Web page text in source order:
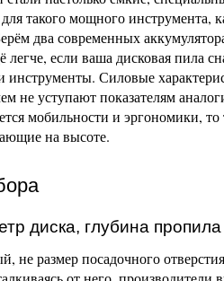
такого мощного инструмента,
два современных
если ваша дисковая пила
инструменты. Силовые
не уступают показателям
мобильности и эргономики,
на высоте.
диска, глубина пропила
не размер посадочного